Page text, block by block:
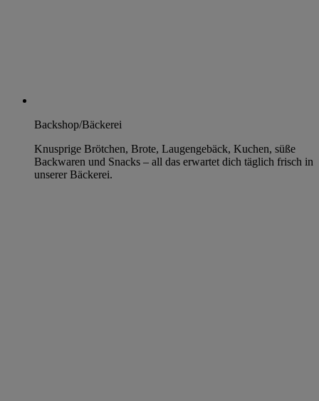
Backshop/Bäckerei
Knusprige Brötchen, Brote, Laugengebäck, Kuchen, süße
Backwaren und Snacks – all das erwartet dich täglich frisch in
unserer Bäckerei.